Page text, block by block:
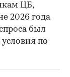
ЦБ,
2026 года
был
по